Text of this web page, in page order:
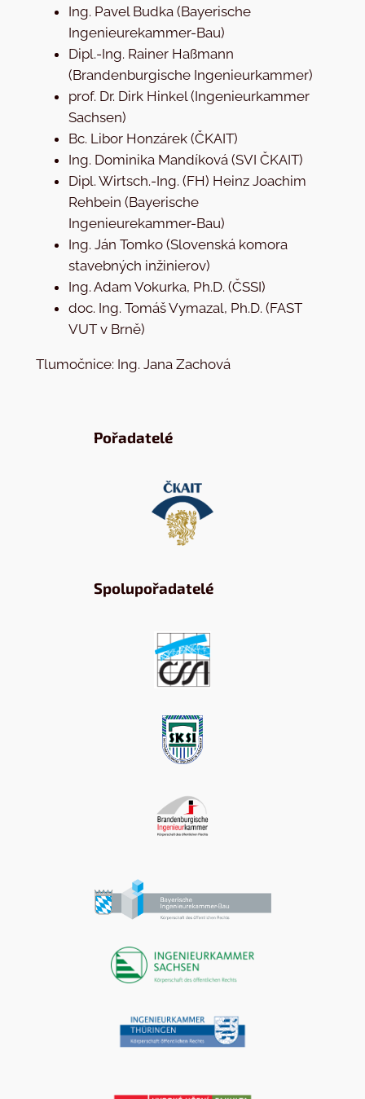
Ing. Pavel Budka (Bayerische
Ingenieurekammer-Bau)
Dipl.-Ing. Rainer Haßmann
(Brandenburgische Ingenieurkammer)
prof. Dr. Dirk Hinkel (Ingenieurkammer
Sachsen)
Bc. Libor Honzárek (ČKAIT)
Ing. Dominika Mandíková (SVI ČKAIT)
Dipl. Wirtsch.-Ing. (FH) Heinz Joachim
Rehbein (Bayerische
Ingenieurekammer-Bau)
Ing. Ján Tomko (Slovenská komora
stavebných inžinierov)
Ing. Adam Vokurka, Ph.D. (ČSSI)
doc. Ing. Tomáš Vymazal, Ph.D. (FAST
VUT v Brně)
Tlumočnice: Ing. Jana Zachová
Pořadatelé
Spolupořadatelé